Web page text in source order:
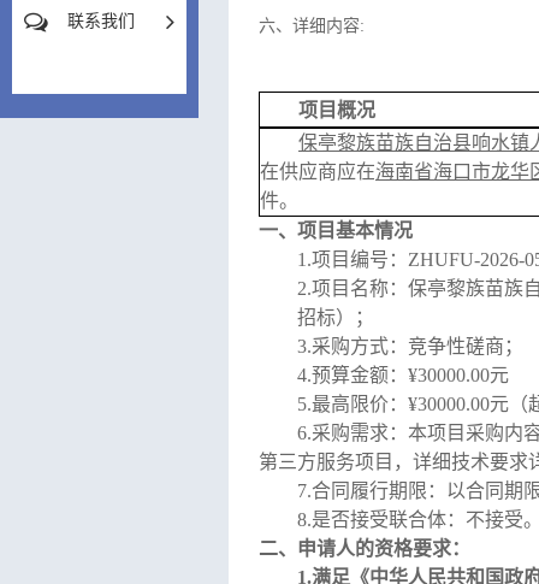
联系我们
六、详细内容:
项目概况
保亭黎族苗族自治县响水镇
在供应商应在海南省海口市龙华
件。
一、项目基本情况
1.项目编号： ZHUFU-2026-
2.项目名称： 保亭黎族苗族
招标）；
3.采购方式：竞争性磋商 ；
4.预算金额：¥30000.00元
5.最高限价：¥30000.00元
6.采购需求 ： 本项目采购内
第三方服务项目， 详细技术要求
7.合同履行期限 ：以合同期
8.是否接受联合体：不接受
二、申请人的资格要求：
1.满足《中华人民共和国政